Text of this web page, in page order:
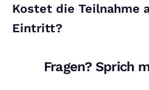
Kostet die Teilnahme
Eintritt?
Fragen? Sprich